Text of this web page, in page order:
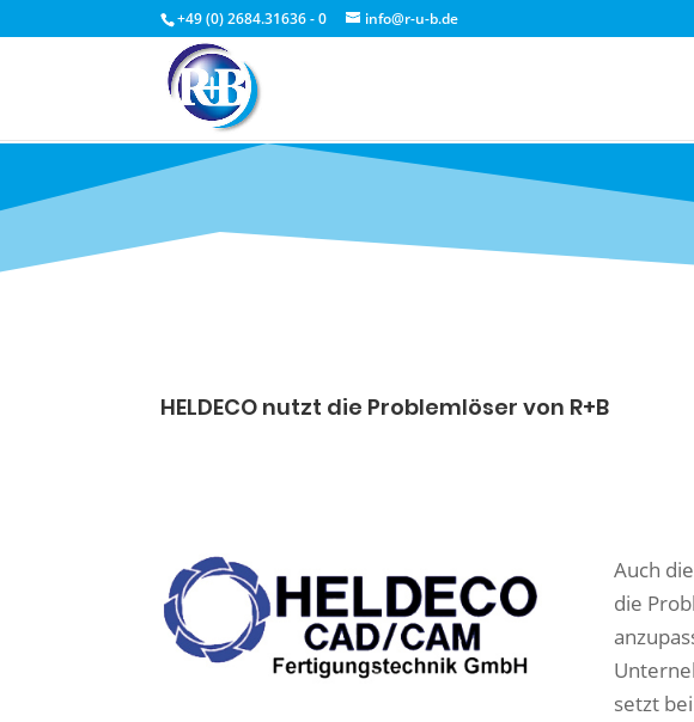
+49 (0) 2684.31636 - 0 info@r-u-b.de
HELDECO nutzt die Problemlöser von R+B
Auch
die
setzt